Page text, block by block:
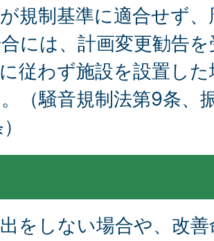
規制基準に適合せず
には、計画変更勧告
従わず施設を設置し
（騒音規制法第9条、
をしない場合や、改